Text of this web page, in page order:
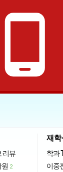
phone_android
리뷰
2
재학
학과
이중